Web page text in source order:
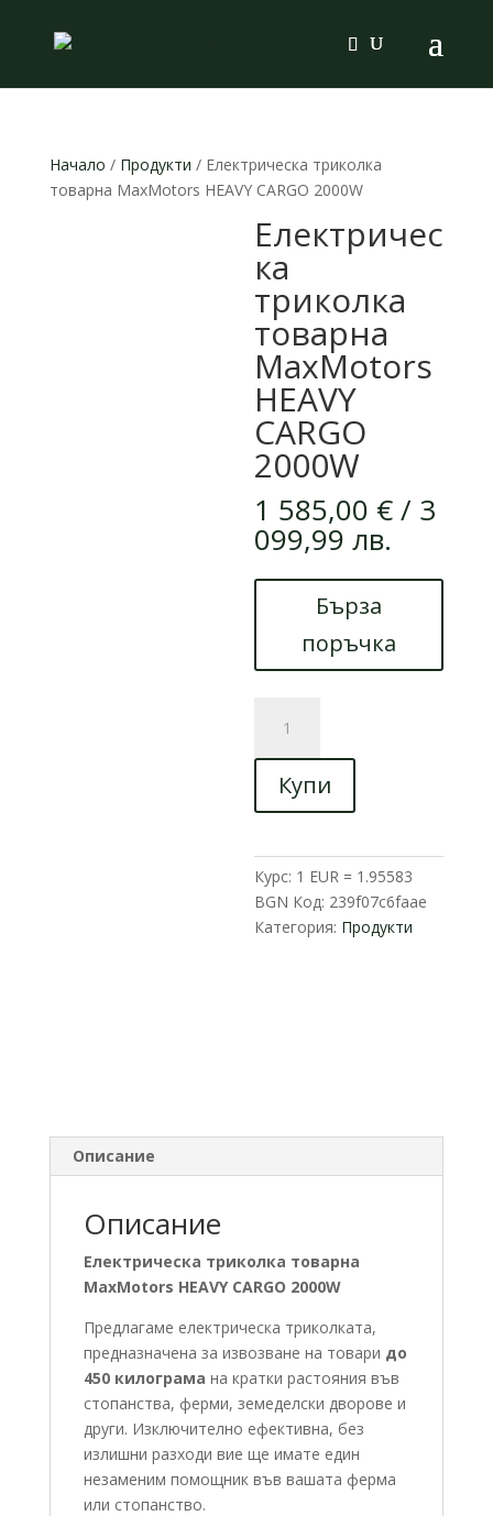
Начало / Продукти / Електрическа триколка
товарна MaxMotors HEAVY CARGO 2000W
Електричес
ка
триколка
товарна
MaxMotors
HEAVY
CARGO
2000W
1 585,00 €/ 3
099,99 лв.
Бърза
поръчка
Електрическа
триколка
товарна
HEAVY
CARGO
2000W
Купи
Курс: 1 EUR = 1.95583
BGN Код: 239f07c6faae
Категория: Продукти
Описание
Описание
Електрическа триколка товарна
MaxMotors HEAVY CARGO 2000W
Предлагаме електрическа триколката,
предназначена за извозване на товари до
450 килограма на кратки растояния във
стопанства, ферми, земеделски дворове и
други. Изключително ефективна, без
излишни разходи вие ще имате един
незаменим помощник във вашата ферма
или стопанство.